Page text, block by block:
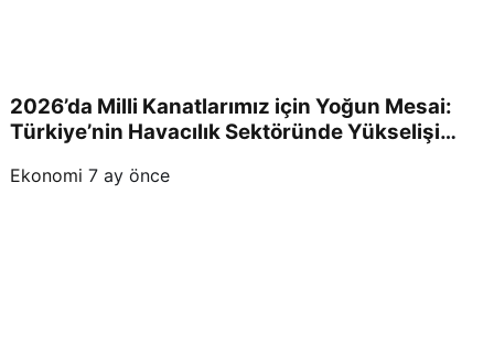
2026’da Milli Kanatlarımız için Yoğun Mesai:
Türkiye’nin Havacılık Sektöründe Yükselişi
Ekonomi 7 ay önce